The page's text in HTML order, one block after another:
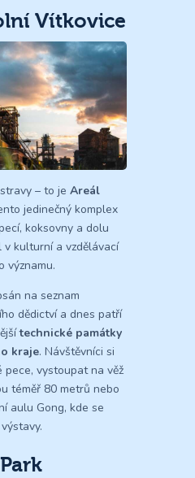
Vítkovice
– to je Areál
jedinečný komplex
koksovny a dolu
v kulturní a vzdělávací
významu.
na seznam
dědictví a dnes patří
technické památky
kraje. Návštěvníci si
pece, vystoupat na věž
téměř 80 metrů nebo
aulu Gong, kde se